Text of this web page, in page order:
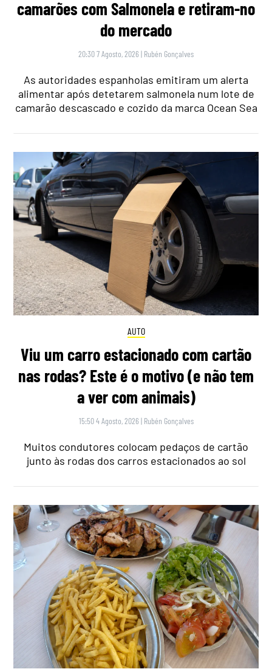
camarões com Salmonela e retiram-no
do mercado
20:30 7 Agosto, 2026 | Rubén Gonçalves
As autoridades espanholas emitiram um alerta
alimentar após detetarem salmonela num lote de
camarão descascado e cozido da marca Ocean Sea
AUTO
Viu um carro estacionado com cartão
nas rodas? Este é o motivo (e não tem
a ver com animais)
15:50 4 Agosto, 2026 | Rubén Gonçalves
Muitos condutores colocam pedaços de cartão
junto às rodas dos carros estacionados ao sol